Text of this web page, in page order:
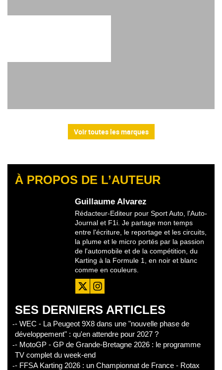
Voir toutes les marques
À PROPOS DE L’AUTEUR
Guillaume Alvarez
Rédacteur-Editeur pour Sport Auto, l'Auto-
Journal et F1i. Je partage mon temps
entre l'écriture, le reportage et les circuits,
la plume et le micro portés par la passion
de l'automobile et de la compétition, du
Karting à la Formule 1, en noir et blanc
comme en couleurs.
SES DERNIERS ARTICLES
- WEC - La Peugeot 9X8 dans une "nouvelle phase de
développement" : qu'en attendre pour 2027 ?
- MotoGP - GP de Grande-Bretagne 2026 : le programme
TV complet du week-end
- FFSA Karting 2026 : un Championnat de France - Rotax